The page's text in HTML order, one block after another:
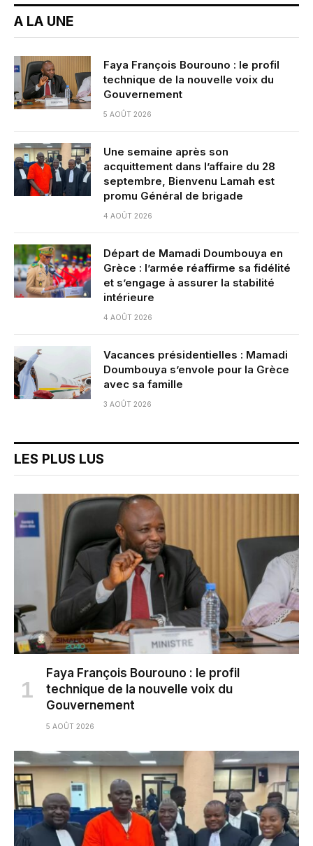
A LA UNE
Faya François Bourouno : le profil
technique de la nouvelle voix du
Gouvernement
5 AOÛT 2026
Une semaine après son
acquittement dans l’affaire du 28
septembre, Bienvenu Lamah est
promu Général de brigade
4 AOÛT 2026
Départ de Mamadi Doumbouya en
Grèce : l’armée réaffirme sa fidélité
et s’engage à assurer la stabilité
intérieure
4 AOÛT 2026
Vacances présidentielles : Mamadi
Doumbouya s’envole pour la Grèce
avec sa famille
3 AOÛT 2026
LES PLUS LUS
Faya François Bourouno : le profil
technique de la nouvelle voix du
Gouvernement
5 AOÛT 2026